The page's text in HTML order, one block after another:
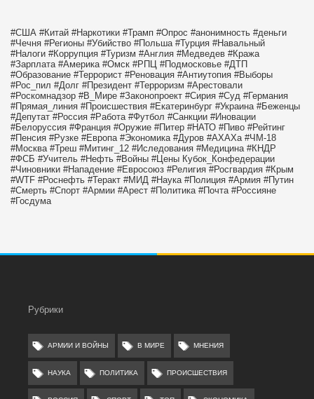
#США #Китай #Наркотики #Трамп #Опрос #анонимность #деньги
#Чечня #Регионы #Убийство #Польша #Турция #Навальный
#Налоги #Коррупция #Туризм #Англия #Медведев #Кража
#Зарплата #Америка #Омск #РПЦ #Подмосковье #ДТП
#Образование #Террорист #Реновация #Антиутопия #Выборы
#Рос_пил #Долг #Президент #Терроризм #Арестовали
#Роскомнадзор #В_Мире #Законопроект #Сирия #Суд #Германия
#Прямая_линия #Происшествия #Екатеринбург #Украина #Беженцы
#Депутат #Россия #Работа #Футбол #Санкции #Иновации
#Белоруссия #Франция #Оружие #Питер #НАТО #Пиво #Рейтинг
#Пенсия #Рузке #Европа #Экономика #Дуров #АХАХа #ЧМ-18
#Москва #Треш #Митинг_12 #Иследования #Медицина #КНДР
#ФСБ #Учитель #Нефть #Войны #Цены Кубок_Конфедерации
#Чиновники #Нападение #Евросоюз #Религия #Росгвардия #Крым
#WTF #Роснефть #Теракт #МИД #Наука #Полиция #Армия #Путин
#Смерть #Спорт #Армии #Арест #Политика #Почта #Россияне
#Госдума
Рубрики
АРМИИ И ВОЙНЫ В МИРЕ МНЕНИЯ
НАУКА ПОЛИТИКА ПРОИСШЕСТВИЯ